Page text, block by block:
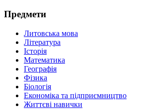
Предмети
Литовська мова
Література
Історія
Математика
Географія
Фізика
Біологія
Економіка та підприємництво
Життєві навички